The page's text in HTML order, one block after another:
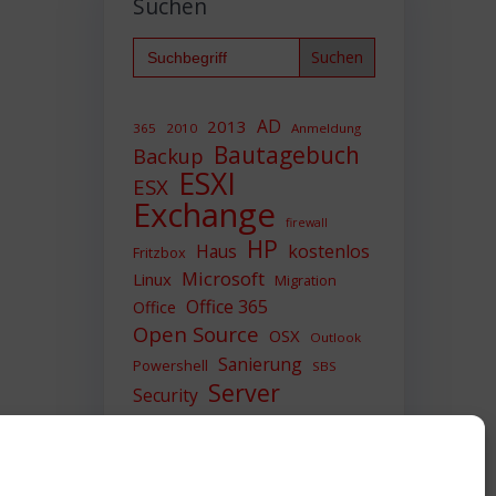
Suchen
Search
for:
365 2010 2013 AD Anmeldung
Backup Bautagebuch
ESX ESXI
Exchange firewall
Fritzbox Haus HP kostenlos
Linux Microsoft Migration
Office Office 365
Open Source OSX Outlook
Powershell Sanierung SBS
Security Server
Sicherheit SIEM